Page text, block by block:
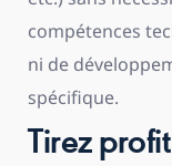
compétences
ni de
spécifique.
Tirez